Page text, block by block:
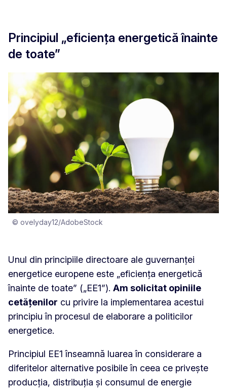
Principiul „eficiența energetică înainte
de toate”
Unul din principiile directoare ale guvernanței
energetice europene este „eficiența energetică
înainte de toate” („EE1”). Am solicitat opiniile
cetățenilor cu privire la implementarea acestui
principiu în procesul de elaborare a politicilor
energetice.
Principiul EE1 înseamnă luarea în considerare a
diferitelor alternative posibile în ceea ce privește
producția, distribuția și consumul de energie
© ovelyday12/AdobeStock